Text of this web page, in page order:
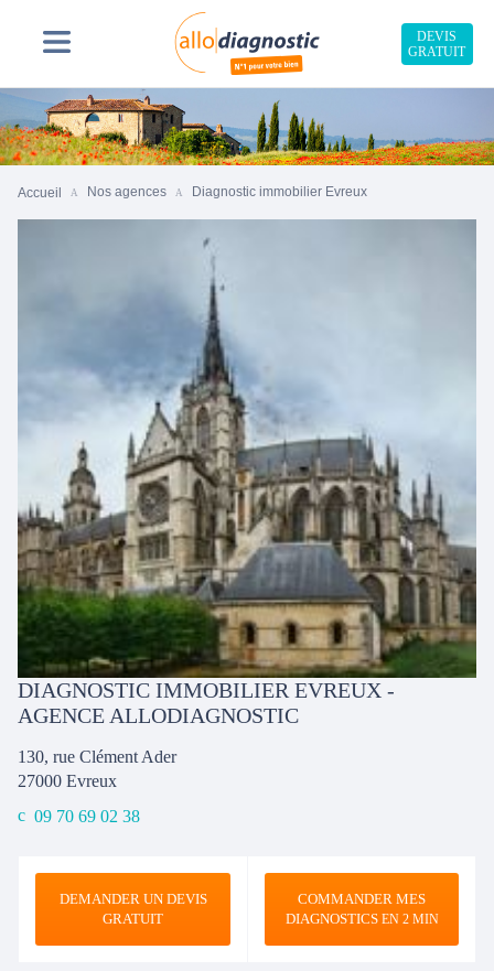
DEVIS
GRATUIT
Accueil Nos agences Diagnostic immobilier Evreux
DIAGNOSTIC IMMOBILIER EVREUX -
AGENCE ALLODIAGNOSTIC
130, rue Clément Ader
27000 Evreux
09 70 69 02 38
DEMANDER UN DEVIS
GRATUIT
COMMANDER MES
DIAGNOSTICSEN 2 MIN